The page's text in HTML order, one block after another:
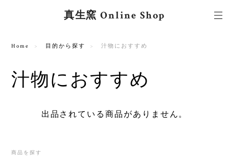
真生窯 Online Shop
Home 目的から探す 汁物におすすめ
汁物におすすめ
出品されている商品がありません。
商品を探す